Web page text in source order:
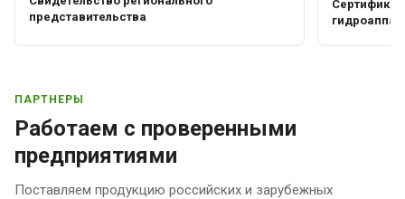
представительства
Сертификат
ПАРТНЕРЫ
Работаем с проверенными
предприятиями
Поставляем продукцию российских и зарубежных